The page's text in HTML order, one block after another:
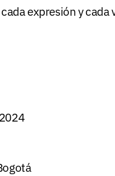
expresión y cada